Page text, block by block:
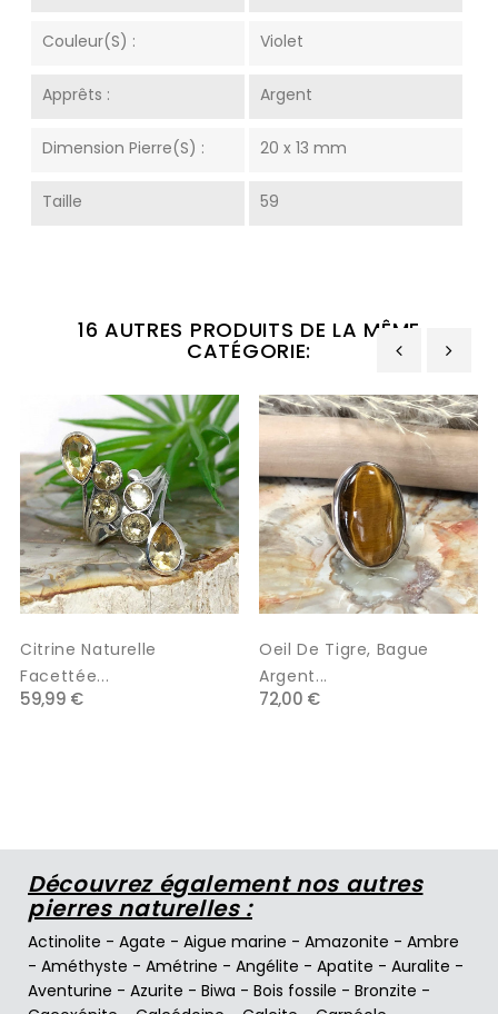
Couleur(s) : Violet
Apprêts : Argent
Dimension Pierre(s) : 20 x 13 mm
Taille 59
16 AUTRES PRODUITS DE LA MÊME
CATÉGORIE:
Citrine Naturelle
Facettée...
59,99 €
Oeil De Tigre, Bague
Argent...
72,00 €
‹ ›
Découvrez également nos autres
pierres naturelles :
Actinolite - Agate - Aigue marine - Amazonite - Ambre
- Améthyste - Amétrine - Angélite - Apatite - Auralite -
Aventurine - Azurite - Biwa - Bois fossile - Bronzite -